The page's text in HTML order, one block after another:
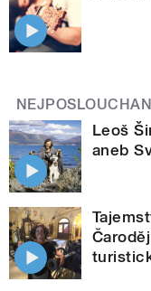
Leoš
aneb